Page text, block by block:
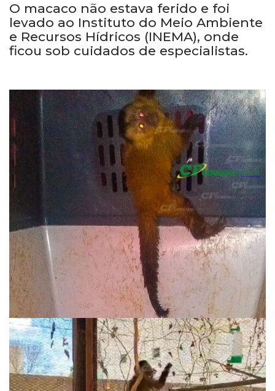
O macaco não estava ferido e foi
levado ao Instituto do Meio Ambiente
e Recursos Hídricos (INEMA), onde
ficou sob cuidados de especialistas.